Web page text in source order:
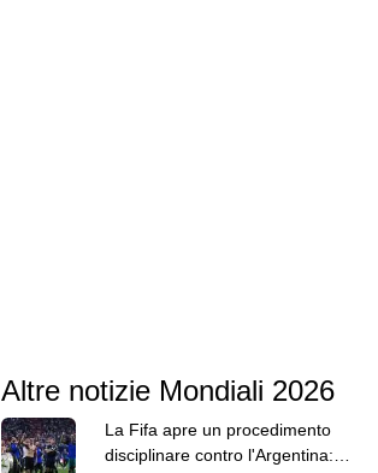
Altre notizie Mondiali 2026
La Fifa apre un procedimento
disciplinare contro l'Argentina: